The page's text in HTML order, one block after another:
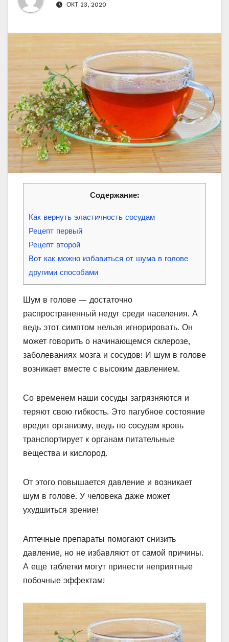
ОКТ 23, 2020
Содержание:
Как вернуть эластичность сосудам
Рецепт первый
Рецепт второй
Вот как можно избавиться от шума в голове
другими способами
Шум в голове — достаточно
распространенный недуг среди населения. А
ведь этот симптом нельзя игнорировать. Он
может говорить о начинающемся склерозе,
заболеваниях мозга и сосудов! И шум в голове
возникает вместе с высоким давлением.
Со временем наши сосуды загрязняются и
теряют свою гибкость. Это пагубное состояние
вредит организму, ведь по сосудам кровь
транспортирует к органам питательные
вещества и кислород.
От этого повышается давление и возникает
шум в голове. У человека даже может
ухудшиться зрение!
Аптечные препараты помогают снизить
давление, но не избавляют от самой причины.
А еще таблетки могут принести неприятные
побочные эффектам!